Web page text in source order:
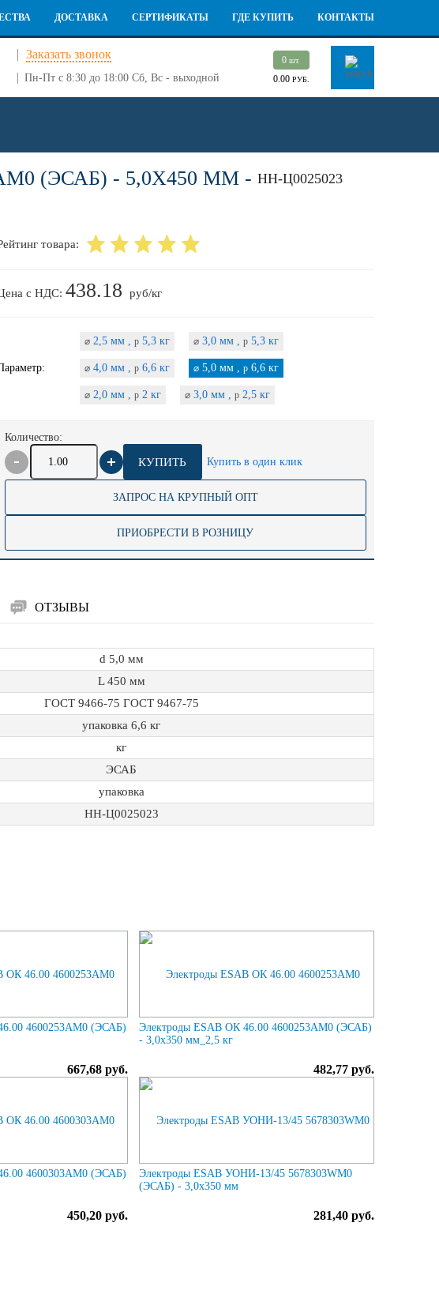
ДОСТАВКА СЕРТИФИКАТЫ ГДЕ КУПИТЬ КОНТАКТЫ
Заказать звонок
Пн-Пт с 8:30 до 18:00 Сб, Вс - выходной
0шт.
0.00 РУБ.
(ЭСАБ) - 5,0Х450 ММ - НН-Ц0025023
товара:
с НДС: 438.18 руб/кг
⌀2,5 мм , p5,3 кг ⌀3,0 мм , p5,3 кг
⌀4,0 мм , p6,6 кг ⌀5,0 мм , p6,6 кг
⌀2,0 мм , p2 кг ⌀3,0 мм , p2,5 кг
Количество:
КУПИТЬ Купить в один клик
ЗАПРОС НА КРУПНЫЙ ОПТ
ПРИОБРЕСТИ В РОЗНИЦУ
ОТЗЫВЫ
d 5,0 мм
L 450 мм
ГОСТ 9466-75 ГОСТ 9467-75
упаковка 6,6 кг
кг
ЭСАБ
упаковка
НН-Ц0025023
4600253AM0 (ЭСАБ)
667,68 руб.
Электроды ESAB ОК 46.00 4600253AM0 (ЭСАБ)
- 3,0х350 мм_2,5 кг
482,77 руб.
4600303AM0 (ЭСАБ)
450,20 руб.
Электроды ESAB УОНИ-13/45 5678303WM0
(ЭСАБ) - 3,0х350 мм
281,40 руб.